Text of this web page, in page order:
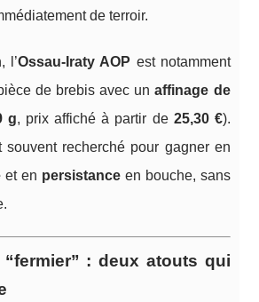
de terroir.
l’Ossau‑Iraty AOP est notamment
de brebis avec unaffinage de
g, prix affiché à partir de 25,30 €).
souvent recherché pour gagner en
et en persistanceen bouche, sans
: deux atouts qui